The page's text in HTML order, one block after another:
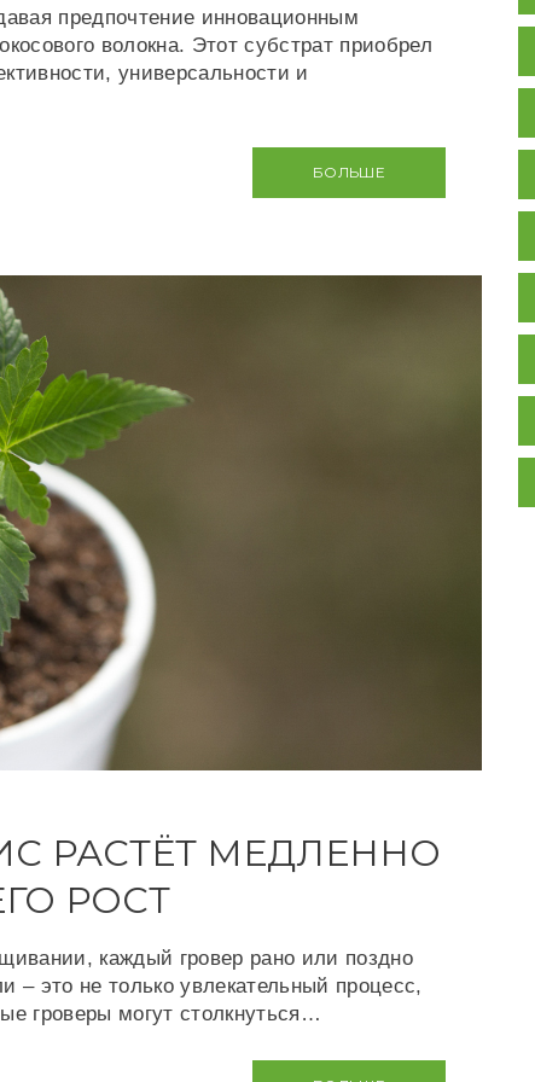
предпочтение инновационным
волокна. Этот субстрат приобрел
универсальности и
БОЛЬШЕ
РАСТЁТ МЕДЛЕННО
РОСТ
каждый гровер рано или поздно
– это не только увлекательный процесс,
гроверы могут столкнуться…